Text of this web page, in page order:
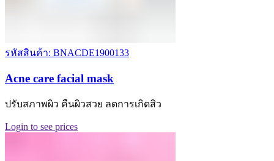
รหัสสินค้า: BNACDE1900133
Acne care facial mask
ปรับสภาพผิว คืนผิวสวย ลดการเกิดสิว
Login to see prices